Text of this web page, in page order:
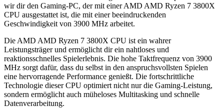
wir dir den Gaming-PC, der mit einer ‎AMD AMD Ryzen 7 3800X
CPU ausgestattet ist, die mit einer beeindruckenden
Geschwindigkeit von ‎3900 MHz arbeitet.
Die ‎AMD AMD Ryzen 7 3800X CPU ist ein wahrer
Leistungsträger und ermöglicht dir ein nahtloses und
reaktionsschnelles Spielerlebnis. Die hohe Taktfrequenz von ‎3900
MHz sorgt dafür, dass du selbst in den anspruchsvollsten Spielen
eine hervorragende Performance genießt. Die fortschrittliche
Technologie dieser CPU optimiert nicht nur die Gaming-Leistung,
sondern ermöglicht auch müheloses Multitasking und schnelle
Datenverarbeitung.